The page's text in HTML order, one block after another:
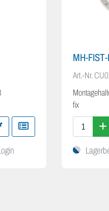
MH-
Art.-Nr.
fix